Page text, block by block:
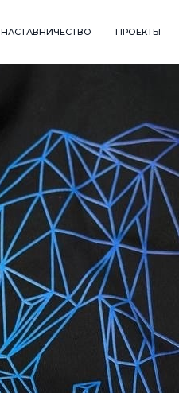
НАСТАВНИЧЕСТВО ПРОЕКТЫ